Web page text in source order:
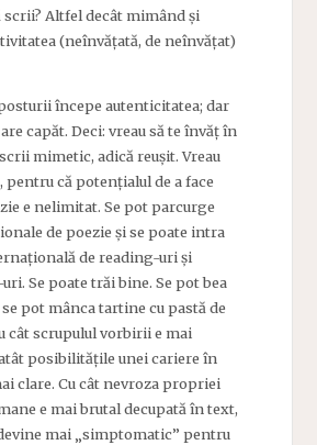
scrii? Altfel decât mimând și
(neînvățată, de neînvățat)
începe autenticitatea; dar
capăt. Deci: vreau să te învăț în
mimetic, adică reușit. Vreau
pentru că potențialul de a face
e nelimitat. Se pot parcurge
de poezie și se poate intra
de reading-uri și
Se poate trăi bine. Se pot bea
pot mânca tartine cu pastă de
cât scrupulul vorbirii e mai
posibilitățile unei cariere în
clare. Cu cât nevroza propriei
e mai brutal decupată în text,
mai „simptomatic” pentru